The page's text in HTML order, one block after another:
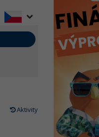
Aktivity